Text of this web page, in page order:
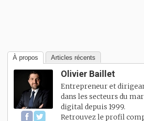
À propos Articles récents
Olivier Baillet
Entrepreneur et
dans les secteurs du
digital depuis 1999.
Retrouvez le profil